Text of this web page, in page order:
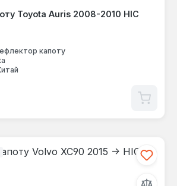
Toyota Auris 2008-2010 HIC
капоту